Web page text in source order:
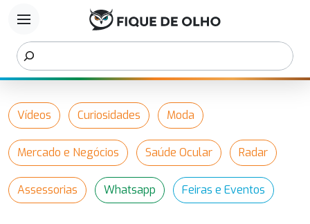
menu
Vídeos Curiosidades Moda
Mercado e Negócios Saúde Ocular Radar
Assessorias Whatsapp Feiras e Eventos